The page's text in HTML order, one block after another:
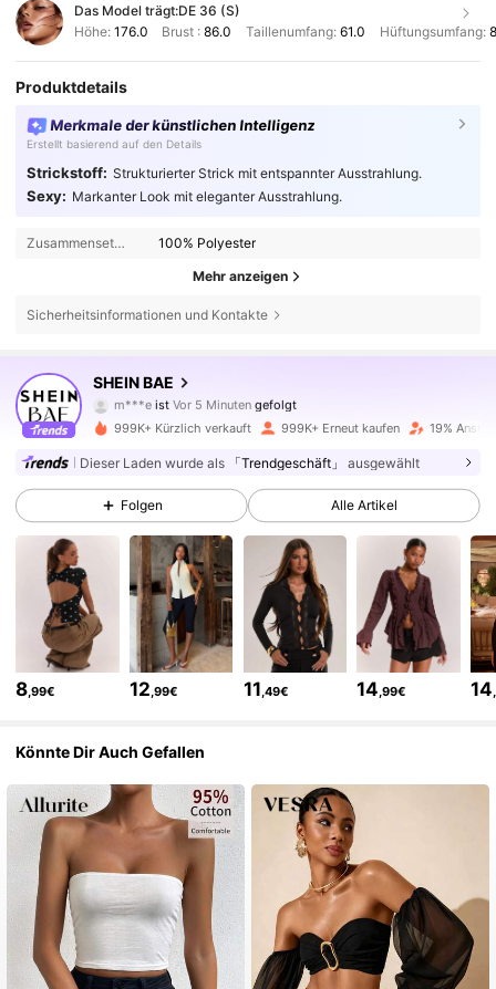
Das Model trägt:DE 36 (S)
Höhe: 176.0 Brust :86.0 Taillenumfang: 61.0 Hüftungsumfang:
Produktdetails
Merkmale der künstlichen Intelligenz
Erstellt basierend auf den Details
Strickstoff: Strukturierter Strick mit entspannter Ausstrahlung.
Sexy: Markanter Look mit eleganter Ausstrahlung.
Zusammensetzung: 100% Polyester
Mehr anzeigen
Sicherheitsinformationen und Kontakte
SHEIN BAE
m***eistVor 5 Minuten
g***5ist am Durchsuchen
4,83
2.7M Follower
4,83 2.7M Follower
2.7M Follower
2.7M Follower
4,83 2.7M Follower
4,83 2.7M Follower
4,83 2.7M Follower
999K+ Kürzlich verkauft 999K+ Erneut kaufen 19%
Dieser Laden wurde als 「Trendgeschäft」 ausgewählt
Folgen Alle Artikel
8 ,99€ 12 ,99€ 11 ,49€ 14 ,99€ 14
Könnte Dir Auch Gefallen